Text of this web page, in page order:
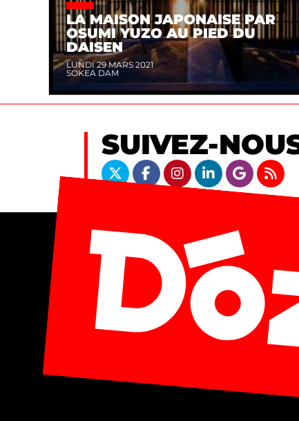
LA MAISON JAPONAISE PAR
OSUMI YUZO AU PIED DU
DAISEN
LUNDI 29 MARS 2021
SOKEA DAM
SUIVEZ-